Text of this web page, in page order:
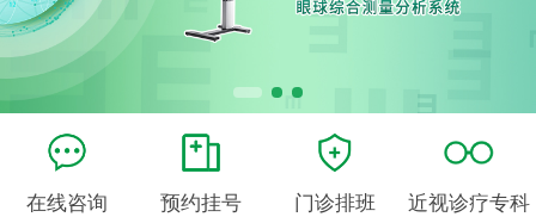
在线咨询 预约挂号 门诊排班 近视诊疗专科